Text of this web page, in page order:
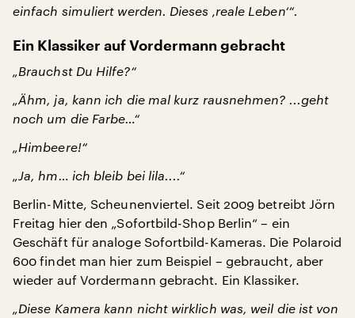
einfach simuliert werden. Dieses ‚reale Leben‘“.
Ein Klassiker auf Vordermann gebracht
„Brauchst Du Hilfe?“
„Ähm, ja, kann ich die mal kurz rausnehmen? ...geht
noch um die Farbe…“
„Himbeere!“
„Ja, hm… ich bleib bei lila....“
Berlin-Mitte, Scheunenviertel. Seit 2009 betreibt Jörn
Freitag hier den „Sofortbild-Shop Berlin“ – ein
Geschäft für analoge Sofortbild-Kameras. Die Polaroid
600 findet man hier zum Beispiel – gebraucht, aber
wieder auf Vordermann gebracht. Ein Klassiker.
„Diese Kamera kann nicht wirklich was, weil die ist von